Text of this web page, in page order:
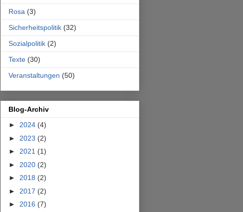
Rosa (3)
Sicherheitspolitik (32)
Sozialpolitik (2)
Texte (30)
Veranstaltungen (50)
Blog-Archiv
► 2024 (4)
► 2023 (2)
► 2021 (1)
► 2020 (2)
► 2018 (2)
► 2017 (2)
► 2016 (7)